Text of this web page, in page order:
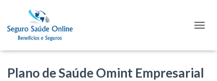
Plano de Saúde Omint Empresarial